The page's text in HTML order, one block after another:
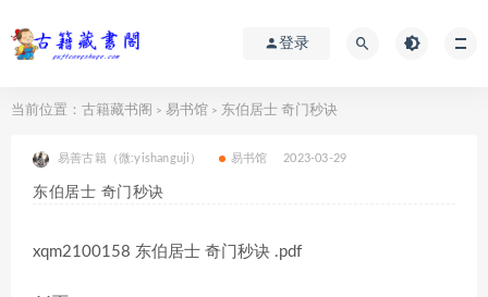
登录
当前位置： 古籍藏书阁 > 易书馆 > 东伯居士 奇门秒诀
易善古籍（微:yishanguji） 易书馆 2023-03-29
东伯居士 奇门秒诀
xqm2100158 东伯居士 奇门秒诀 .pdf